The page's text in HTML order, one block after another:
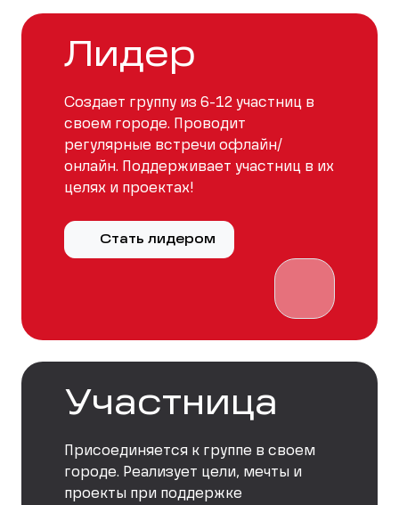
Лидер
Создает группу из 6-12 участниц в
своем городе. Проводит
регулярные встречи офлайн/
онлайн. Поддерживает участниц в их
целях и проектах!
Стать лидером
Участница
Присоединяется к группе в своем
городе. Реализует цели, мечты и
проекты при поддержке